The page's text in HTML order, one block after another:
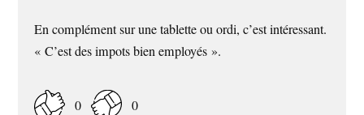
En complément sur une tablette ou ordi, c’est intéressant.
« C’est des impots bien employés ».
0 0